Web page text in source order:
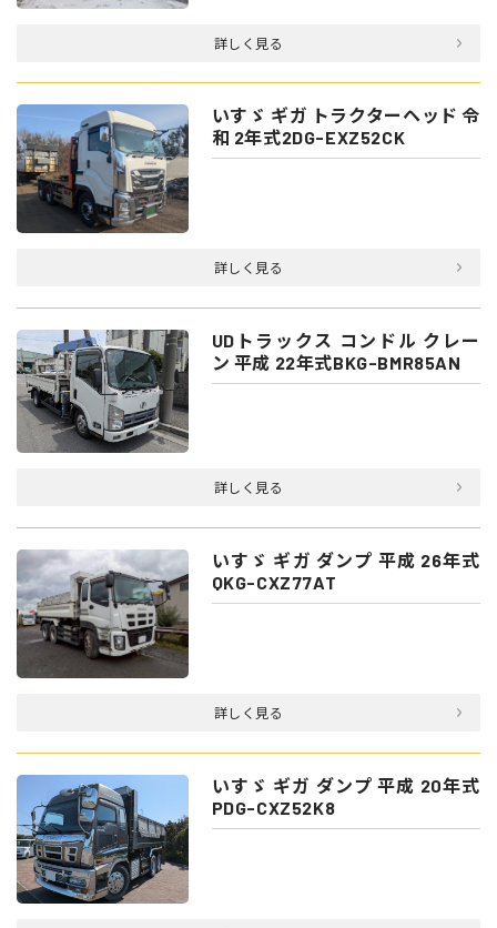
詳しく見る
いすゞ ギガ トラクターヘッド 令
和 2年式2DG-EXZ52CK
詳しく見る
UDトラックス コンドル クレー
ン 平成 22年式BKG-BMR85AN
詳しく見る
いすゞ ギガ ダンプ 平成 26年式
QKG-CXZ77AT
詳しく見る
いすゞ ギガ ダンプ 平成 20年式
PDG-CXZ52K8